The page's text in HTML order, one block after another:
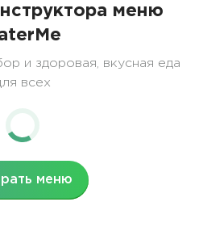
меню
и здоровая, вкусная еда
всех
меню